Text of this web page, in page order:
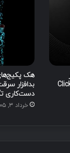
بدافزار
دست‌کاری
خرداد ۳, ۱۴۰۵